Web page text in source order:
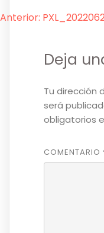
entradas
Anterior:
Deja
Tu dirección
será
obligatorios
COMENTARIO